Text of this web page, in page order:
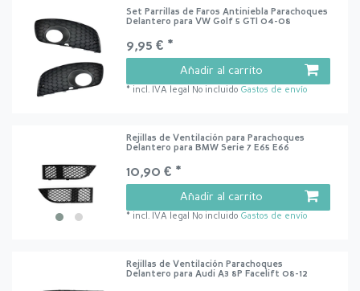
Set Parrillas de Faros Antiniebla Parachoques
Delantero para VW Golf 5 GTI 04-08
9,95 € *
Añadir al carrito
* incl. IVA legal No incluido Gastos de envío
Rejillas de Ventilación para Parachoques
Delantero para BMW Serie 7 E65 E66
10,90 € *
Añadir al carrito
* incl. IVA legal No incluido Gastos de envío
Rejillas de Ventilación Parachoques
Delantero para Audi A3 8P Facelift 08-12